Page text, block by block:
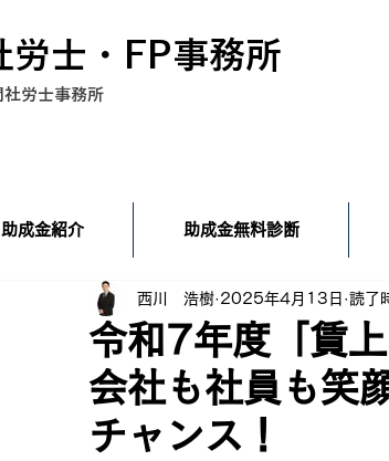
労士・FP事務所
社労士事務所
成金紹介 助成金無料診断
令和7年度「賃
会社も社員も笑
チャンス！
西川 浩樹 2025年4月13日 読了